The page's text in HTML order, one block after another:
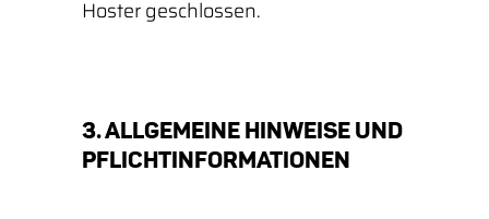
Hoster geschlossen.
3. ALLGEMEINE HINWEISE UND
PFLICHT­INFORMATIONEN